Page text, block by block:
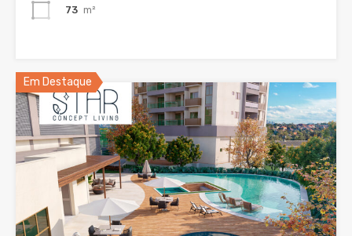
73 m²
Em Destaque